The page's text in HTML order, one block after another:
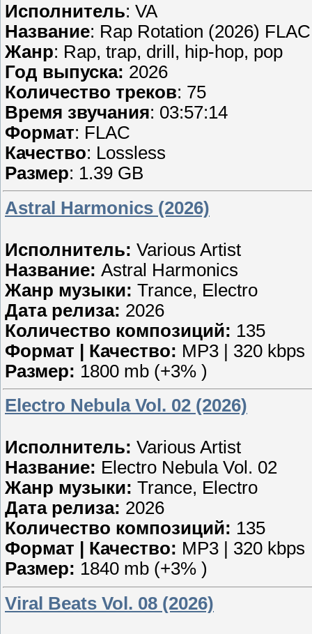
Исполнитель: VA
Название: Rap Rotation (2026) FLAC
Жанр: Rap, trap, drill, hip-hop, pop
Год выпуска: 2026
Количество треков: 75
Время звучания: 03:57:14
Формат: FLAC
Качество: Lossless
Размер: 1.39 GB
Astral Harmonics (2026)
Исполнитель: Various Artist
Название: Astral Harmonics
Жанр музыки: Trance, Electro
Дата релиза: 2026
Количество композиций: 135
Формат | Качество: MP3 | 320 kbps
Размер: 1800 mb (+3% )
Electro Nebula Vol. 02 (2026)
Исполнитель: Various Artist
Название: Electro Nebula Vol. 02
Жанр музыки: Trance, Electro
Дата релиза: 2026
Количество композиций: 135
Формат | Качество: MP3 | 320 kbps
Размер: 1840 mb (+3% )
Viral Beats Vol. 08 (2026)